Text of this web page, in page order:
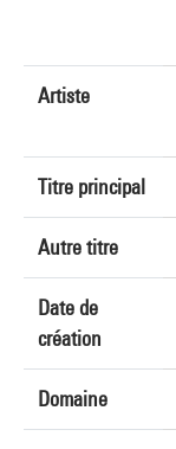
Artiste
Titre principal
Autre titre
Date de
création
Domaine